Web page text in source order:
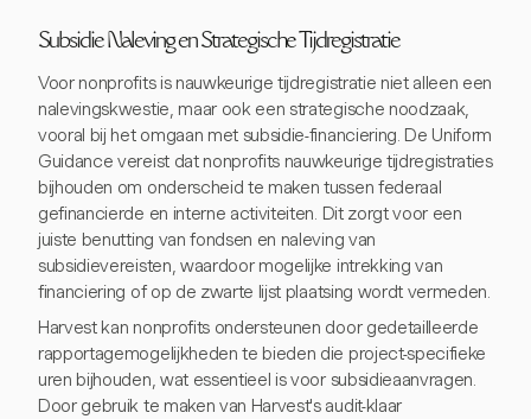
Subsidie Naleving en Strategische Tijdregistratie
Voor nonprofits is nauwkeurige tijdregistratie niet alleen een
nalevingskwestie, maar ook een strategische noodzaak,
vooral bij het omgaan met subsidie-financiering. De Uniform
Guidance vereist dat nonprofits nauwkeurige tijdregistraties
bijhouden om onderscheid te maken tussen federaal
gefinancierde en interne activiteiten. Dit zorgt voor een
juiste benutting van fondsen en naleving van
subsidievereisten, waardoor mogelijke intrekking van
financiering of op de zwarte lijst plaatsing wordt vermeden.
Harvest kan nonprofits ondersteunen door gedetailleerde
rapportagemogelijkheden te bieden die project-specifieke
uren bijhouden, wat essentieel is voor subsidieaanvragen.
Door gebruik te maken van Harvest's audit-klaar